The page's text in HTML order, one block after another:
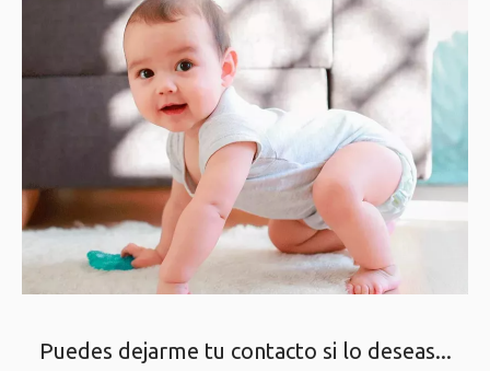
Puedes dejarme tu contacto si lo deseas...